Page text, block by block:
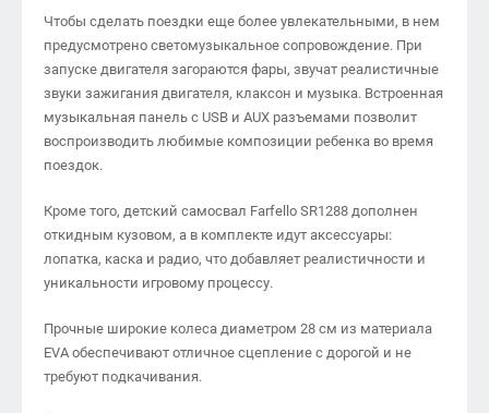
Чтобы сделать поездки еще более увлекательными, в нем
предусмотрено светомузыкальное сопровождение. При
запуске двигателя загораются фары, звучат реалистичные
звуки зажигания двигателя, клаксон и музыка. Встроенная
музыкальная панель с USB и AUX разъемами позволит
воспроизводить любимые композиции ребенка во время
поездок.
Кроме того, детский самосвал Farfello SR1288 дополнен
откидным кузовом, а в комплекте идут аксессуары:
лопатка, каска и радио, что добавляет реалистичности и
уникальности игровому процессу.
Прочные широкие колеса диаметром 28 см из материала
EVA обеспечивают отличное сцепление с дорогой и не
требуют подкачивания.